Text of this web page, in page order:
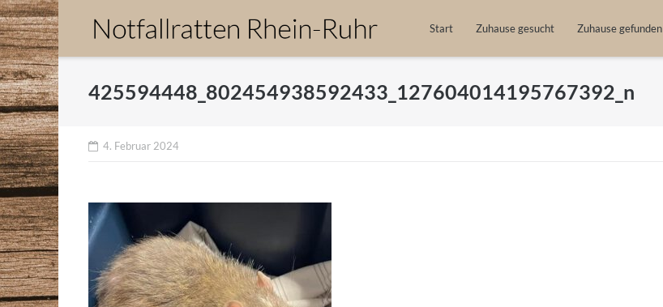
Direkt
zum
Inhalt
Start Zuhause gesucht Zuhause gefunden
425594448_802454938592433_127604014195767392_n
4. Februar 2024